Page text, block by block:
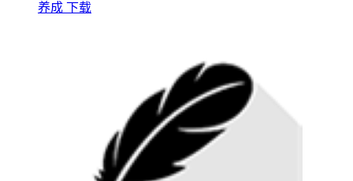
养成 下载